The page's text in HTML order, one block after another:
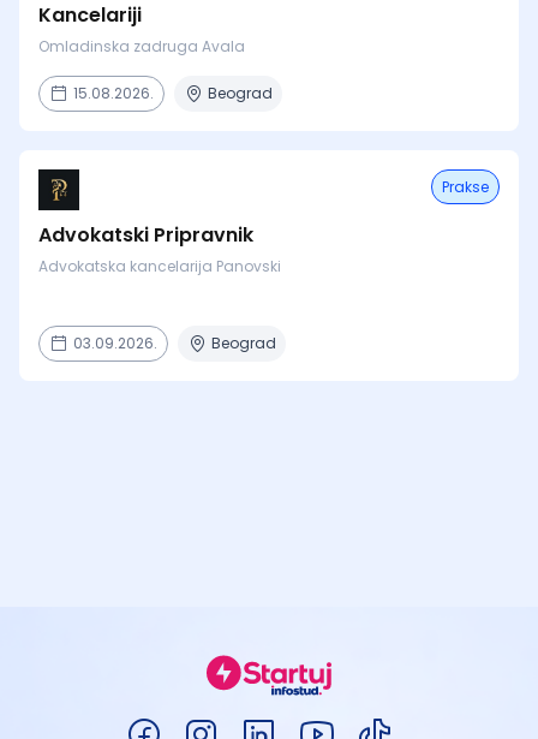
Kancelariji
Omladinska zadruga Avala
15.08.2026. Beograd
Prakse
Advokatski Pripravnik
Advokatska kancelarija Panovski
03.09.2026. Beograd